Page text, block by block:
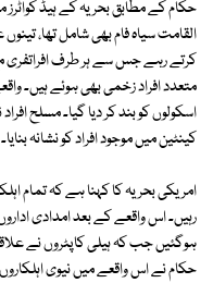
حکام کے مطابق بحریہ کے ہیڈ
القامت سیاہ فام بھی شامل تھا،
کرتے رہے جس سے ہر طرف
متعدد افراد زخمی بھی ہوئے ہیں۔
اسکولوں کو بند کر دیا گیا۔ مسلح
کینٹین میں موجود افراد کو نشانہ بنایا۔
امریکی بحریہ کا کہنا ہے کہ تمام
رہیں۔ اس واقعے کے بعد امدادی
ہوگئیں جب کہ ہیلی کاپٹروں نے
حکام نے اس واقعے میں نیوی